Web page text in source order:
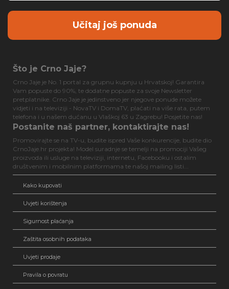
Učitaj još ponuda
Što je Crno Jaje?
Crno Jaje je No. 1 portal za grupnu kupnju u Hrvatskoj! Garantira
Vam popuste do 90%, te dodatne popuste za svoje Newsletter
pretplatnike. Crno Jaje je jedinstveno jer njegove ponude možete
vidjeti i na televiziji - NovaTV i DomaTV, plaćati na više rata, putem
telefona i u našem dućanu u Vlaškoj 63 u Zagrebu! Posjetite nas!
Postanite naš partner, kontaktirajte nas!
Promovirajte se na TV-u, budite ispred Vaše konkurencije, budite dio
CrnoJaje.hr projekta! Model suradnje se temelji na promociji Vašeg
proizvoda ili usluge na televiziji, internetu, Facebooku i ostalim
društvenim i mobilnim platformama te našoj mailing listi...
Kako kupovati
Uvjeti korištenja
Sigurnost plaćanja
Zaštita osobnih podataka
Uvjeti prodaje
Pravila o povratu